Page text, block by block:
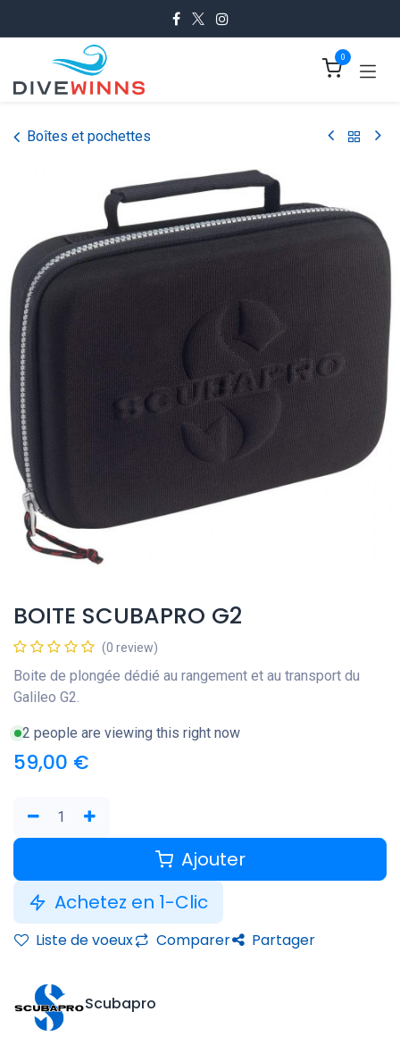
0
Boîtes et pochettes
BOITE SCUBAPRO G2
(0 review)
Boite de plongée dédié au rangement et au transport du
Galileo G2.
2 people are viewing this right now
59,00 €
Ajouter
Achetez en 1-Clic
Liste de voeux Comparer Partager
Scubapro